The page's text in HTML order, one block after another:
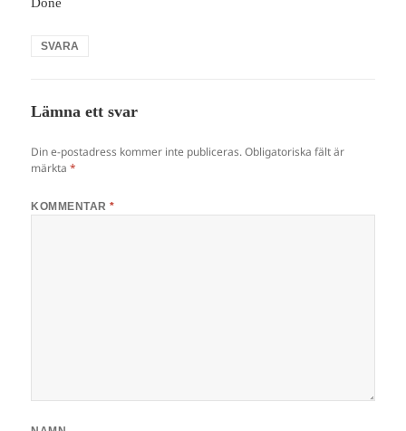
Done
SVARA
Lämna ett svar
Din e-postadress kommer inte publiceras. Obligatoriska fält är
märkta*
KOMMENTAR*